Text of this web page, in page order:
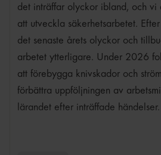
det inträffar olyckor ibland, och vi
att utveckla säkerhetsarbetet.
det senaste årets olyckor och
arbetet ytterligare. Under 2026
att förebygga knivskador och
förbättra uppföljningen av
lärandet efter inträffade händelser.